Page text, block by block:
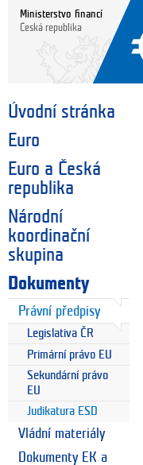
Ministerstvo financí
Česká republika
Úvodní stránka
Euro
Euro a Česká
republika
Národní
koordinační
skupina
Dokumenty
Právní předpisy
Legislativa ČR
Primární právo EU
Sekundární právo
EU
Judikatura ESD
Vládní materiály
Dokumenty EK a